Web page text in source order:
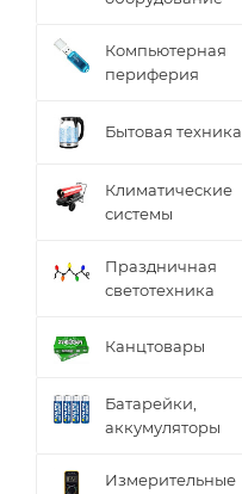
Компьютерная
периферия
Бытовая техника
Климатические
системы
Праздничная
светотехника
Канцтовары
Батарейки,
аккумуляторы
Измерительные